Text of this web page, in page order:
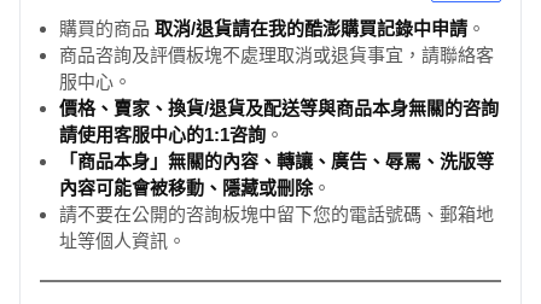
購買的商品 取消/退貨請在我的酷澎購買記錄中申請 。
商品咨詢及評價板塊不處理取消或退貨事宜，請聯絡客
服中心。
價格、賣家、換貨/退貨及配送等與商品本身無關的咨詢
請使用客服中心的1:1咨詢 。
「商品本身」無關的內容、轉讓、廣告、辱罵、洗版等
內容可能會被移動、隱藏或刪除。
請不要在公開的咨詢板塊中留下您的電話號碼、郵箱地
址等個人資訊。